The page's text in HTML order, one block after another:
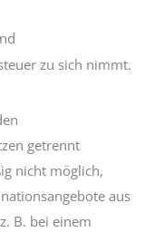
zu sich nimmt.
getrennt
nicht möglich,
aus
B. bei einem